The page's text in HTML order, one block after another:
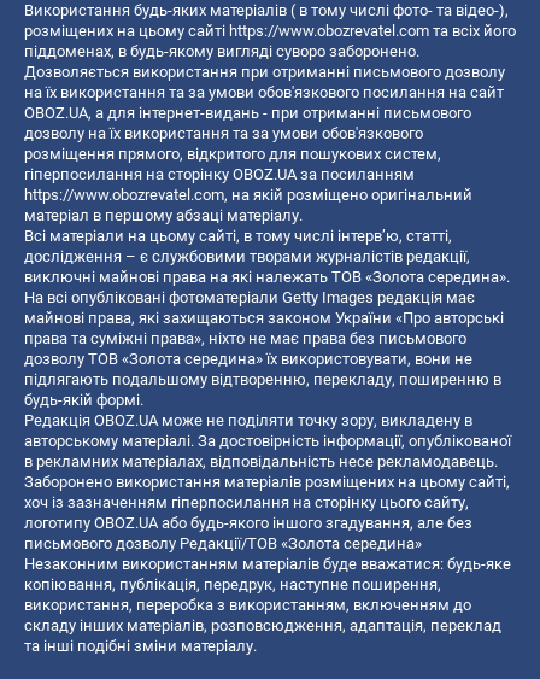
Використання будь-яких матеріалів ( в тому числі фото- та відео-),
розміщених на цьому сайті https://www.obozrevatel.com та всіх його
піддоменах, в будь-якому вигляді суворо заборонено.
Дозволяється використання при отриманні письмового дозволу
на їх використання та за умови обов'язкового посилання на сайт
OBOZ.UA, а для інтернет-видань - при отриманні письмового
дозволу на їх використання та за умови обов'язкового
розміщення прямого, відкритого для пошукових систем,
гіперпосилання на сторінку OBOZ.UA за посиланням
https://www.obozrevatel.com, на якій розміщено оригінальний
матеріал в першому абзаці матеріалу.
Всі матеріали на цьому сайті, в тому числі інтерв’ю, статті,
дослідження – є службовими творами журналістів редакції,
виключні майнові права на які належать ТОВ «Золота середина».
На всі опубліковані фотоматеріали Getty Images редакція має
майнові права, які захищаються законом України «Про авторські
права та суміжні права», ніхто не має права без письмового
дозволу ТОВ «Золота середина» їх використовувати, вони не
підлягають подальшому відтворенню, перекладу, поширенню в
будь-якій формі.
Редакція OBOZ.UA може не поділяти точку зору, викладену в
авторському матеріалі. За достовірність інформації, опублікованої
в рекламних матеріалах, відповідальність несе рекламодавець.
Заборонено використання матеріалів розміщених на цьому сайті,
хоч із зазначенням гіперпосилання на сторінку цього сайту,
логотипу OBOZ.UA або будь-якого іншого згадування, але без
письмового дозволу Редакції/ТОВ «Золота середина»
Незаконним використанням матеріалів буде вважатися: будь-яке
копiювання, публiкацiя, передрук, наступне поширення,
використання, переробка з використанням, включенням до
складу інших матеріалів, розповсюдження, адаптація, переклад
та інші подібні зміни матеріалу.